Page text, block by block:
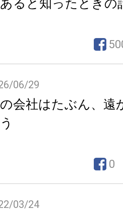
ると知ったときの
06/29
会社はたぶん、遠
0
03/24